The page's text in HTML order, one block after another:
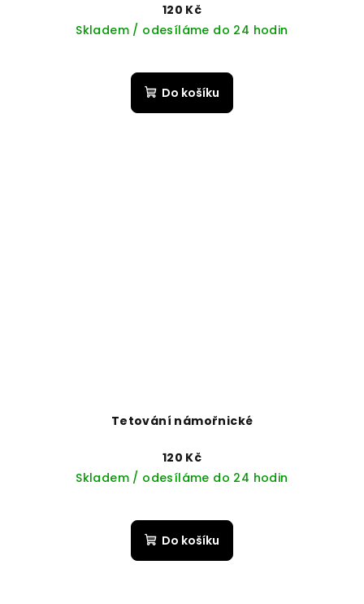
120 Kč
Skladem / odesíláme do 24 hodin
Do košíku
Tetování námořnické
120 Kč
Skladem / odesíláme do 24 hodin
Do košíku